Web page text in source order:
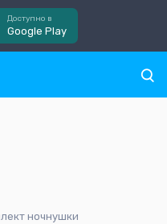
Доступно в
Google Play
ночнушки